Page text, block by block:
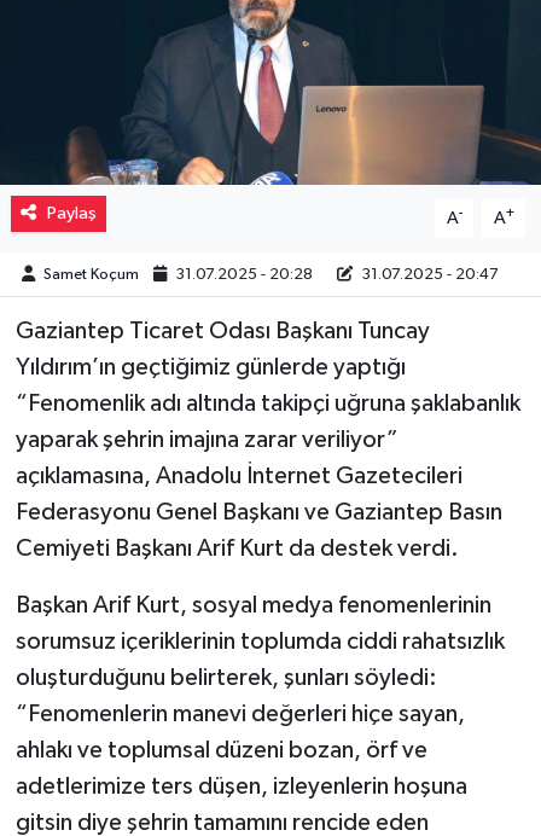
Paylaş A- A+
Samet Koçum 31.07.2025 - 20:28 31.07.2025 - 20:47
Gaziantep Ticaret Odası Başkanı Tuncay
Yıldırım’ın geçtiğimiz günlerde yaptığı
“Fenomenlik adı altında takipçi uğruna şaklabanlık
yaparak şehrin imajına zarar veriliyor”
açıklamasına, Anadolu İnternet Gazetecileri
Federasyonu Genel Başkanı ve Gaziantep Basın
Cemiyeti Başkanı Arif Kurt da destek verdi.
Başkan Arif Kurt, sosyal medya fenomenlerinin
sorumsuz içeriklerinin toplumda ciddi rahatsızlık
oluşturduğunu belirterek, şunları söyledi:
“Fenomenlerin manevi değerleri hiçe sayan,
ahlakı ve toplumsal düzeni bozan, örf ve
adetlerimize ters düşen, izleyenlerin hoşuna
gitsin diye şehrin tamamını rencide eden
Resmi İlanlar
Sağlık
Sinemalar
Siyaset
Spor
Teknoloji
Türkiye
Video Haber
Yeme-İçme
Yemek